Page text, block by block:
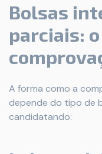
Bolsas
parciais:
A forma como a
depende do tipo de
candidatando: